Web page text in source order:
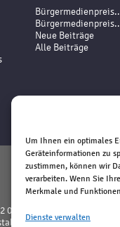
Um Ihnen ein optimales
Geräteinformationen zu
zustimmen, können wir
verarbeiten. Wenn Sie
Merkmale und
Dienste verwalten
Neue Beiträge
Alle Beiträge
- 0
rlp.de